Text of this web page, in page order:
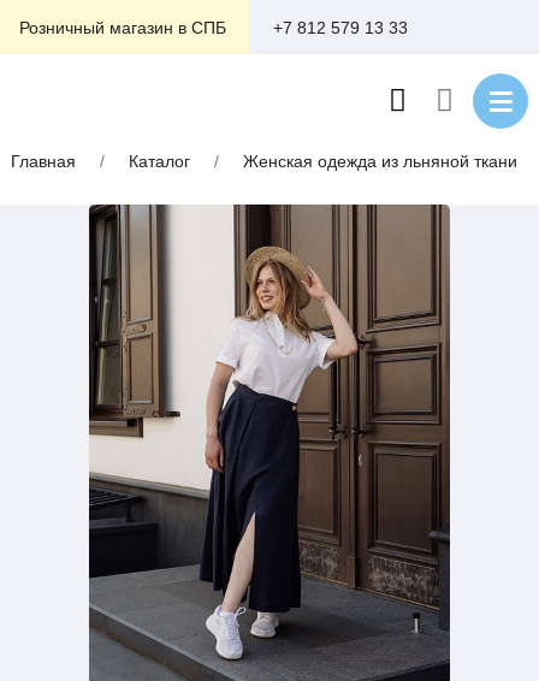
Розничный магазин в СПБ +7 812 579 13 33
Главная / Каталог / Женская одежда из льняной ткани